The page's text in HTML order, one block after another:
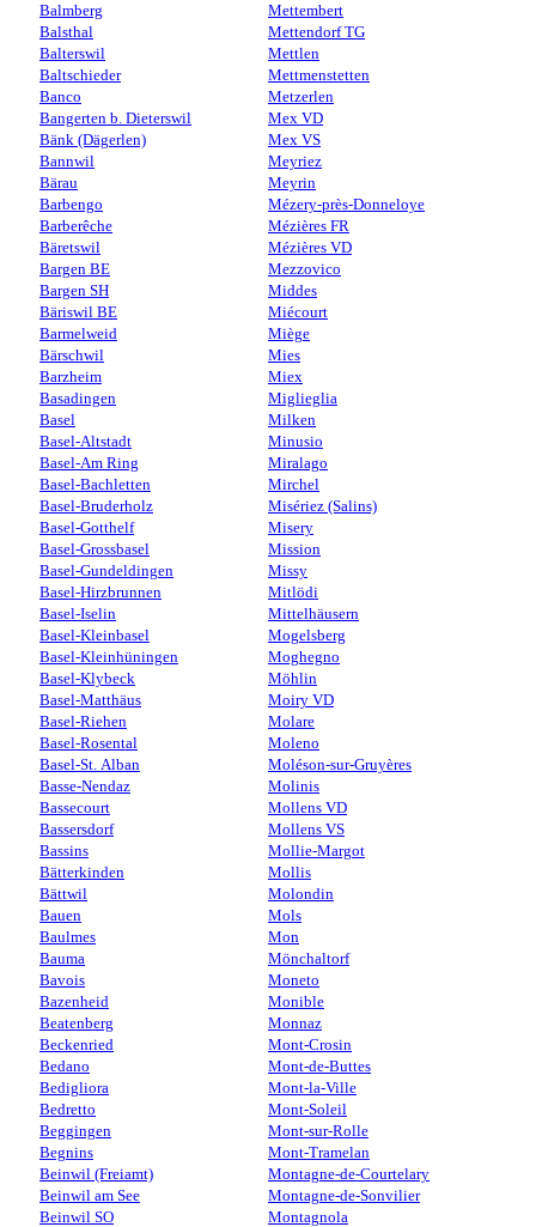
Balmberg
Balsthal
Balterswil
Baltschieder
Banco
Bangerten b. Dieterswil
Bänk (Dägerlen)
Bannwil
Bärau
Barbengo
Barberêche
Bäretswil
Bargen BE
Bargen SH
Bäriswil BE
Barmelweid
Bärschwil
Barzheim
Basadingen
Basel
Basel-Altstadt
Basel-Am Ring
Basel-Bachletten
Basel-Bruderholz
Basel-Gotthelf
Basel-Grossbasel
Basel-Gundeldingen
Basel-Hirzbrunnen
Basel-Iselin
Basel-Kleinbasel
Basel-Kleinhüningen
Basel-Klybeck
Basel-Matthäus
Basel-Riehen
Basel-Rosental
Basel-St. Alban
Basse-Nendaz
Bassecourt
Bassersdorf
Bassins
Bätterkinden
Bättwil
Bauen
Baulmes
Bauma
Bavois
Bazenheid
Beatenberg
Beckenried
Bedano
Bedigliora
Bedretto
Beggingen
Begnins
Beinwil (Freiamt)
Beinwil am See
Beinwil SO
Mettembert
Mettendorf TG
Mettlen
Mettmenstetten
Metzerlen
Mex VD
Mex VS
Meyriez
Meyrin
Mézery-près-Donneloye
Mézières FR
Mézières VD
Mezzovico
Middes
Miécourt
Miège
Mies
Miex
Miglieglia
Milken
Minusio
Miralago
Mirchel
Misériez (Salins)
Misery
Mission
Missy
Mitlödi
Mittelhäusern
Mogelsberg
Moghegno
Möhlin
Moiry VD
Molare
Moleno
Moléson-sur-Gruyères
Molinis
Mollens VD
Mollens VS
Mollie-Margot
Mollis
Molondin
Mols
Mon
Mönchaltorf
Moneto
Monible
Monnaz
Mont-Crosin
Mont-de-Buttes
Mont-la-Ville
Mont-Soleil
Mont-sur-Rolle
Mont-Tramelan
Montagne-de-Courtelary
Montagne-de-Sonvilier
Montagnola